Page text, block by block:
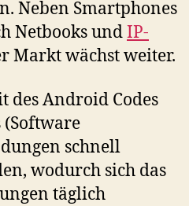
Neben Smartphones
Netbooks undIP-
Markt wächst weiter.
Android Codes
(Software
schnell
wodurch sich das
täglich